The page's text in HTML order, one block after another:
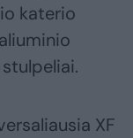
katerio
XF